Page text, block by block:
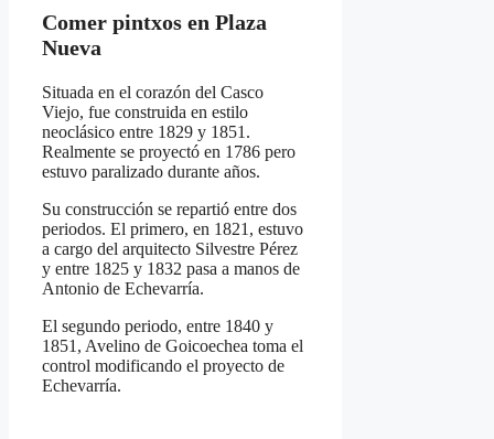
Comer pintxos en Plaza
Nueva
Situada en el corazón del Casco
Viejo, fue construida en estilo
neoclásico entre 1829 y 1851.
Realmente se proyectó en 1786 pero
estuvo paralizado durante años.
Su construcción se repartió entre dos
periodos. El primero, en 1821, estuvo
a cargo del arquitecto Silvestre Pérez
y entre 1825 y 1832 pasa a manos de
Antonio de Echevarría.
El segundo periodo, entre 1840 y
1851, Avelino de Goicoechea toma el
control modificando el proyecto de
Echevarría.